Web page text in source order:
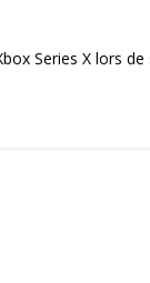
Series X lors